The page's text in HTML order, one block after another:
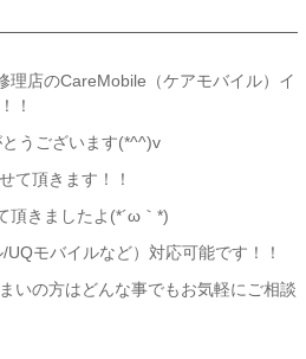
理店のCareMobile（ケアモバイル）イ
！
うございます(*^^)v
て頂きます！！
頂きましたよ(*´ω｀*)
モバイルなど）対応可能です！！
いの方はどんな事でもお気軽にご相談